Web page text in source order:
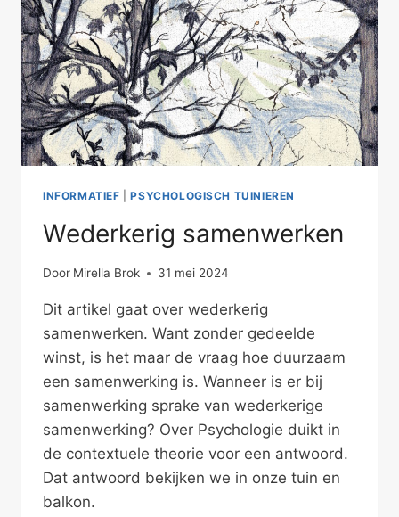
INFORMATIEF |PSYCHOLOGISCH TUINIEREN
Wederkerig samenwerken
Door Mirella Brok 31 mei 2024
Dit artikel gaat over wederkerig
samenwerken. Want zonder gedeelde
winst, is het maar de vraag hoe duurzaam
een samenwerking is. Wanneer is er bij
samenwerking sprake van wederkerige
samenwerking? Over Psychologie duikt in
de contextuele theorie voor een antwoord.
Dat antwoord bekijken we in onze tuin en
balkon.